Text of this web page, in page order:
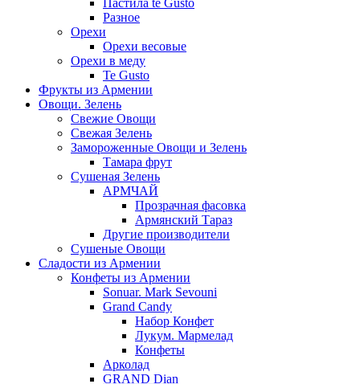
Пастила te Gusto
Разное
Орехи
Орехи весовые
Орехи в меду
Te Gusto
Фрукты из Армении
Овощи. Зелень
Свежие Овощи
Свежая Зелень
Замороженные Овощи и Зелень
Тамара фрут
Сушеная Зелень
АРМЧАЙ
Прозрачная фасовка
Армянский Тараз
Другие производители
Сушеные Овощи
Сладости из Армении
Конфеты из Армении
Sonuar. Mark Sevouni
Grand Candy
Набор Конфет
Лукум. Мармелад
Конфеты
Арколад
GRAND Dian